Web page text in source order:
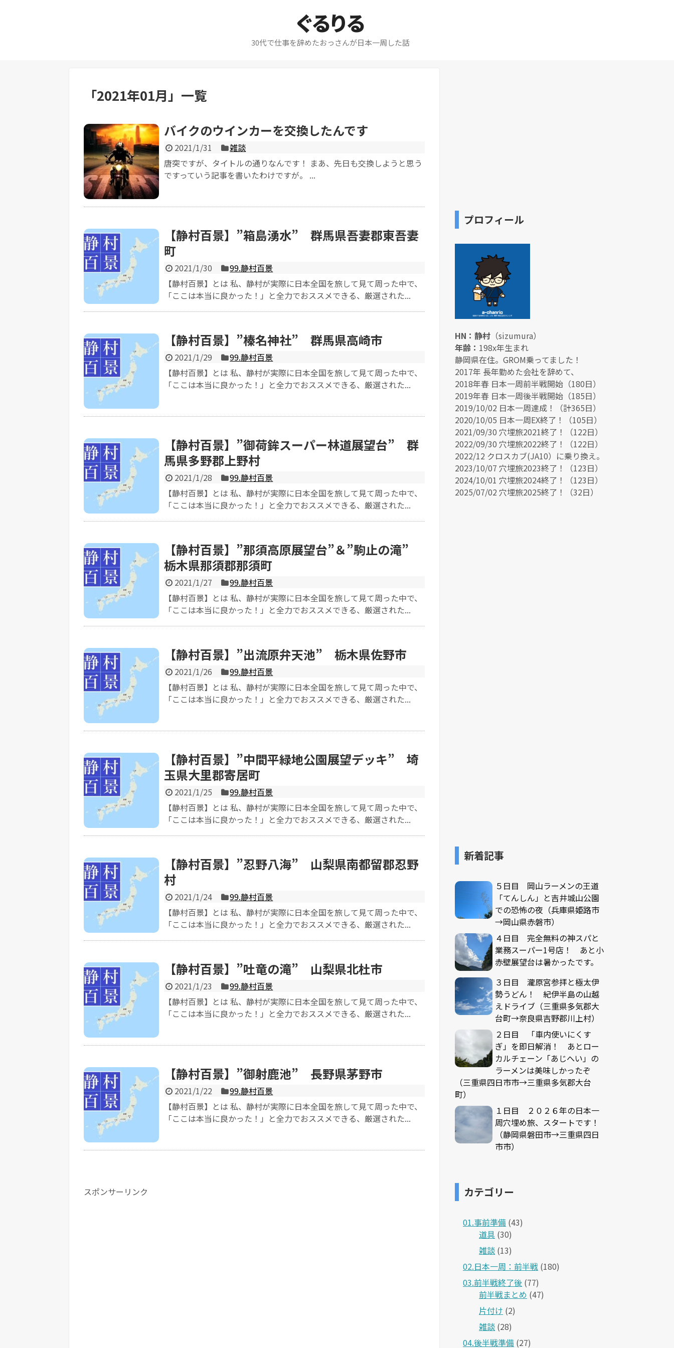
ぐるりる
30代で仕事を辞めたおっさんが日本一周した話
「2021年01月」 一覧
バイクのウインカーを交換したんです
2021/1/31
雑談
唐突ですが、タイトルの通りなんです！ まあ、先日も交換しようと思う
ですっていう記事を書いたわけですが。 ...
【静村百景】”箱島湧水” 群馬県吾妻郡東吾妻
町
2021/1/30
99.静村百景
【静村百景】とは 私、静村が実際に日本全国を旅して見て周った中で、
「ここは本当に良かった！」と全力でおススメできる、厳選された...
【静村百景】”榛名神社” 群馬県高崎市
2021/1/29
99.静村百景
【静村百景】とは 私、静村が実際に日本全国を旅して見て周った中で、
「ここは本当に良かった！」と全力でおススメできる、厳選された...
【静村百景】”御荷鉾スーパー林道展望台” 群
馬県多野郡上野村
2021/1/28
99.静村百景
【静村百景】とは 私、静村が実際に日本全国を旅して見て周った中で、
「ここは本当に良かった！」と全力でおススメできる、厳選された...
【静村百景】”那須高原展望台”＆”駒止の滝”
栃木県那須郡那須町
2021/1/27
99.静村百景
【静村百景】とは 私、静村が実際に日本全国を旅して見て周った中で、
「ここは本当に良かった！」と全力でおススメできる、厳選された...
【静村百景】”出流原弁天池” 栃木県佐野市
2021/1/26
99.静村百景
【静村百景】とは 私、静村が実際に日本全国を旅して見て周った中で、
「ここは本当に良かった！」と全力でおススメできる、厳選された...
【静村百景】”中間平緑地公園展望デッキ” 埼
玉県大里郡寄居町
2021/1/25
99.静村百景
【静村百景】とは 私、静村が実際に日本全国を旅して見て周った中で、
「ここは本当に良かった！」と全力でおススメできる、厳選された...
【静村百景】”忍野八海” 山梨県南都留郡忍野
村
2021/1/24
99.静村百景
【静村百景】とは 私、静村が実際に日本全国を旅して見て周った中で、
「ここは本当に良かった！」と全力でおススメできる、厳選された...
【静村百景】”吐竜の滝” 山梨県北杜市
2021/1/23
99.静村百景
【静村百景】とは 私、静村が実際に日本全国を旅して見て周った中で、
「ここは本当に良かった！」と全力でおススメできる、厳選された...
【静村百景】”御射鹿池” 長野県茅野市
2021/1/22
99.静村百景
【静村百景】とは 私、静村が実際に日本全国を旅して見て周った中で、
「ここは本当に良かった！」と全力でおススメできる、厳選された...
スポンサーリンク
プロフィール
HN：静村 （sizumura）
年齢： 198x年生まれ
静岡県在住。GROM乗ってました！
2017年 長年勤めた会社を辞めて、
2018年春 日本一周前半戦開始（180日）
2019年春 日本一周後半戦開始（185日）
2019/10/02 日本一周達成！（計365日）
2020/10/05 日本一周EX終了！（105日）
2021/09/30 穴埋旅2021終了！（122日）
2022/09/30 穴埋旅2022終了！（122日）
2022/12 クロスカブ(JA10）に乗り換え。
2023/10/07 穴埋旅2023終了！（123日）
2024/10/01 穴埋旅2024終了！（123日）
2025/07/02 穴埋旅2025終了！（32日）
新着記事
５日目 岡山ラーメンの王道
「てんしん」と吉井城山公園
での恐怖の夜（兵庫県姫路市
→岡山県赤磐市）
４日目 完全無料の神スパと
業務スーパー1号店！ あと小
赤壁展望台は暑かったです。
３日目 瀧原宮参拝と極太伊
勢うどん！ 紀伊半島の山越
えドライブ（三重県多気郡大
台町→奈良県吉野郡川上村）
２日目 「車内使いにくす
ぎ」を即日解消！ あとロー
カルチェーン「あじへい」の
ラーメンは美味しかったぞ
（三重県四日市市→三重県多気郡大台
町）
１日目 ２０２６年の日本一
周穴埋め旅、スタートです！
（静岡県磐田市→三重県四日
市市）
カテゴリー
01.事前準備 (43)
道具 (30)
雑談 (13)
02.日本一周：前半戦 (180)
03.前半戦終了後 (77)
前半戦まとめ (47)
片付け (2)
雑談 (28)
04.後半戦準備 (27)